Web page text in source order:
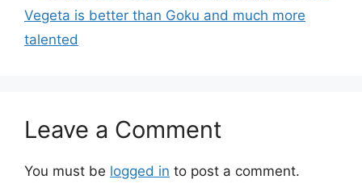
Vegeta is better than Goku and much more
talented
Leave a Comment
You must be logged in to post a comment.